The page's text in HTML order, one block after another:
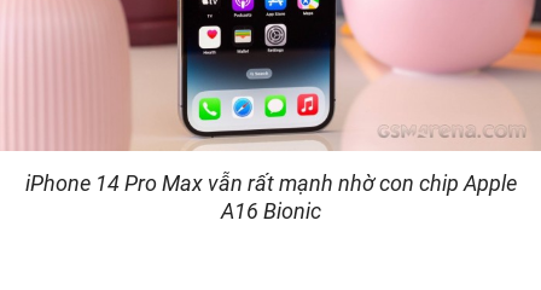
iPhone 14 Pro Max vẫn rất mạnh nhờ con chip Apple
A16 Bionic